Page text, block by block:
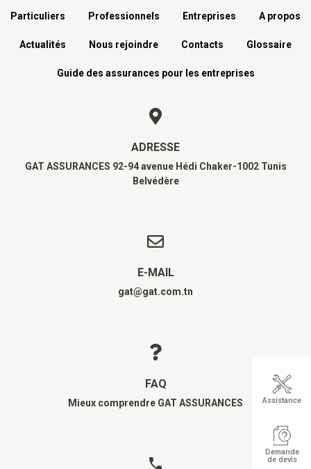
Menu footer
Particuliers Professionnels Entreprises A propos
Actualités Nous rejoindre Contacts Glossaire
Guide des assurances pour les entreprises
ADRESSE
GAT ASSURANCES 92-94 avenue Hédi Chaker-1002 Tunis
Belvédère
E-MAIL
gat@gat.com.tn
FAQ
Mieux comprendre GAT ASSURANCES Assistance
Demande
de devis